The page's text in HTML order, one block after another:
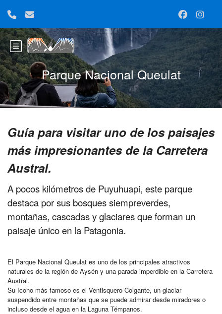
Parque Nacional Queulat
Guía para visitar uno de los paisajes
más impresionantes de la Carretera
Austral.
A pocos kilómetros de Puyuhuapi, este parque
destaca por sus bosques siempreverdes,
montañas, cascadas y glaciares que forman un
paisaje único en la Patagonia.
El Parque Nacional Queulat es uno de los principales atractivos
naturales de la región de Aysén y una parada imperdible en la Carretera
Austral.
Su ícono más famoso es el Ventisquero Colgante, un glaciar
suspendido entre montañas que se puede admirar desde miradores o
incluso desde el agua en la Laguna Témpanos.